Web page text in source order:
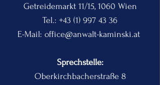
Getreidemarkt 11/15, 1060 Wien
Tel.: +43 (1) 997 43 36
E-Mail: office@anwalt-kaminski.at
Sprechstelle:
Oberkirchbacherstraße 8